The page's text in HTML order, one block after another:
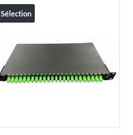
Sélection